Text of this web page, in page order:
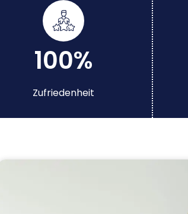
100%
Zufriedenheit